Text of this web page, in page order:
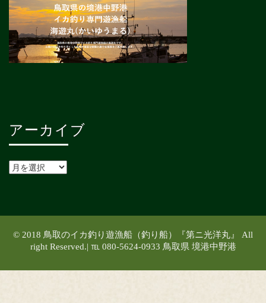
アーカイブ
© 2018 鳥取のイカ釣り遊漁船（釣り船）『第ニ光洋丸』 All
right Reserved.| ℡ 080-5624-0933 鳥取県 境港中野港